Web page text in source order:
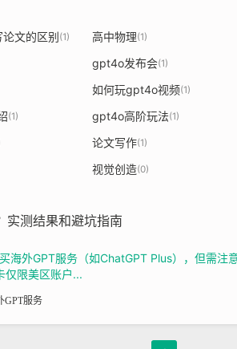
文的区别(1) 高中物理(1)
gpt4o发布会(1)
如何玩gpt4o视频(1)
(1) gpt4o高阶玩法(1)
论文写作(1)
视觉创造(0)
实测结果和避坑指南
外GPT服务（如ChatGPT Plus），但需注
仅限美区账户...
GPT服务